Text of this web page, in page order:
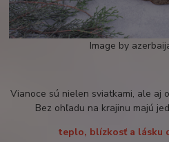
Image by
Vianoce sú nielen sviatkami, ale aj
Bez ohľadu na krajinu majú
teplo, blízkosť a lásku